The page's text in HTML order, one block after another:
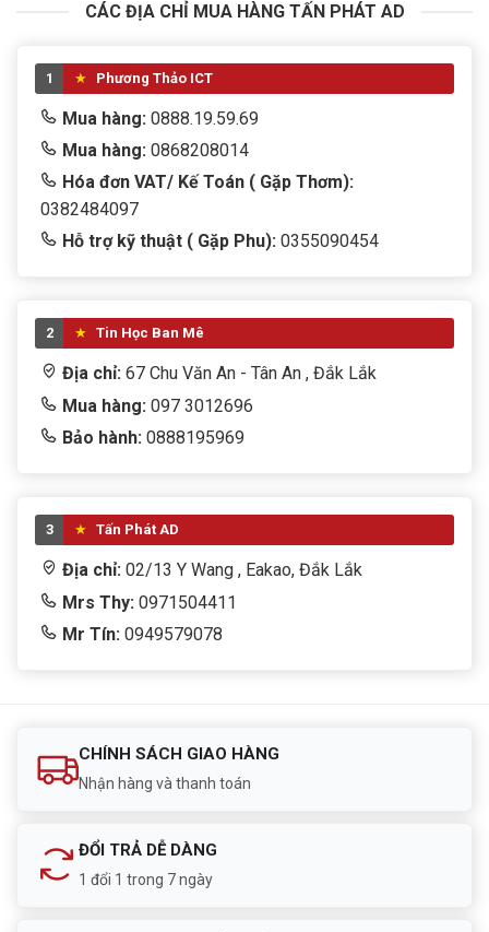
CÁC ĐỊA CHỈ MUA HÀNG TẤN PHÁT AD
1 Phương Thảo ICT
Mua hàng: 0888.19.59.69
Mua hàng: 0868208014
Hóa đơn VAT/ Kế Toán ( Gặp Thơm):
0382484097
Hỗ trợ kỹ thuật ( Gặp Phu): 0355090454
2 Tin Học Ban Mê
Địa chỉ: 67 Chu Văn An - Tân An , Đắk Lắk
Mua hàng: 097 3012696
Bảo hành: 0888195969
3 Tấn Phát AD
Địa chỉ: 02/13 Y Wang , Eakao, Đắk Lắk
Mrs Thy: 0971504411
Mr Tín: 0949579078
CHÍNH SÁCH GIAO HÀNG
Nhận hàng và thanh toán
ĐỔI TRẢ DỄ DÀNG
1 đổi 1 trong 7 ngày